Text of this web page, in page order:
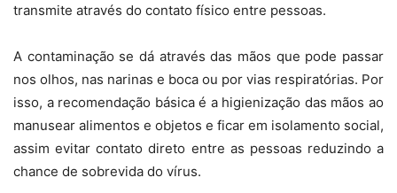
transmite através do contato físico entre pessoas.
A contaminação se dá através das mãos que pode passar
nos olhos, nas narinas e boca ou por vias respiratórias. Por
isso, a recomendação básica é a higienização das mãos ao
manusear alimentos e objetos e ficar em isolamento social,
assim evitar contato direto entre as pessoas reduzindo a
chance de sobrevida do vírus.